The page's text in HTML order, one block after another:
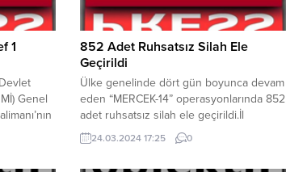
1
Genel
yolu
852 Adet Ruhsatsız Silah Ele
Geçirildi
Ülke genelinde dört gün boyunca devam
eden “MERCEK-14” operasyonlarında 852
adet ruhsatsız silah ele geçirildi.İl
Jandarma Komutanlıkları ve İl Emniyet
Müdürlükleri tarafından İstanbul, Adana,
24.03.2024 17:25 0